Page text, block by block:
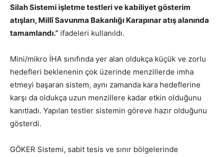
Silah Sistemi işletme testleri ve kabiliyet gösterim
atışları, Millî Savunma Bakanlığı Karapınar atış alanında
tamamlandı.” ifadeleri kullanıldı.
Mini/mikro İHA sınıfında yer alan oldukça küçük ve zorlu
hedefleri beklenenin çok üzerinde menzillerde imha
etmeyi başaran sistem, aynı zamanda kara hedeflerine
karşı da oldukça uzun menzillere kadar etkin olduğunu
kanıtladı. Yapılan testler sistemin göreve hazır olduğunu
gösterdi.
GÖKER Sistemi, sabit tesis ve sınır bölgelerinde